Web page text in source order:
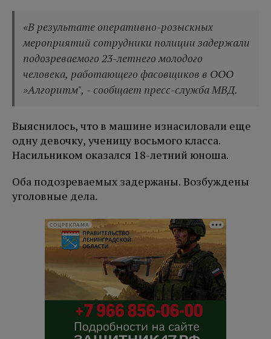
«В результате оперативно-розыскных
мероприятий сотрудники полиции задержали
подозреваемого 23-летнего молодого
человека, работающего фасовщиков в ООО
»Алгоритм", - сообщает пресс-служба МВД.
Выяснилось, что в машине изнасиловали еще
одну девочку, ученицу восьмого класса.
Насильником оказался 18-летний юноша.
Оба подозреваемых задержаны. Возбуждены
уголовные дела.
СОЦРЕКЛАМА